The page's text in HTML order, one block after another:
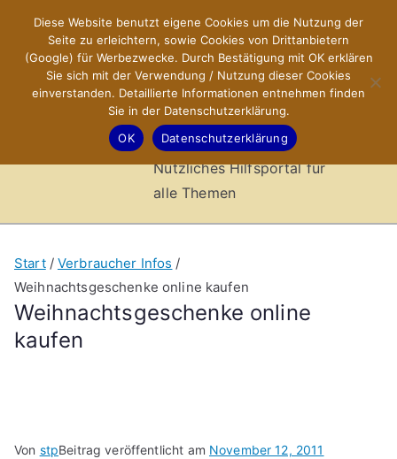
springen
X-Sites.de
–
Hilfsportal
Nützliches Hilfsportal für
alle Themen
Weihnachtsgeschenke online
kaufen
Start
Verbraucher Infos
Weihnachtsgeschenke online kaufen
Von stpBeitrag veröffentlicht am November 12, 2011
Diese Website benutzt eigene Cookies um die Nutzung der
Seite zu erleichtern, sowie Cookies von Drittanbietern
(Google) für Werbezwecke. Durch Bestätigung mit OK erklären
Sie sich mit der Verwendung / Nutzung dieser Cookies
einverstanden. Detaillierte Informationen entnehmen finden
Sie in der Datenschutzerklärung.
OK
Datenschutzerklärung